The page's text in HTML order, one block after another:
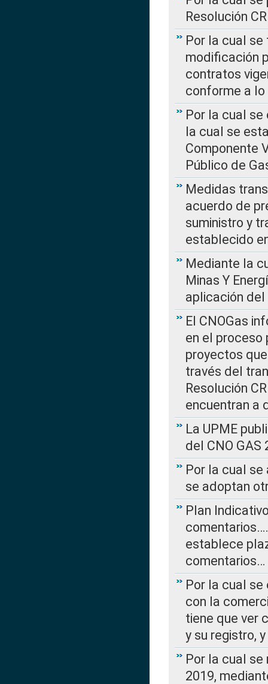
Resolución
Por la cual
modificación
contratos
conforme a lo
Por la cual se
la cual se
Componente
Público de
Medidas
acuerdo de
suministro y
establecido
Mediante la
Minas Y
aplicación
El CNOGas
en el proceso
proyectos
través del
Resolución
encuentran a
La UPME
del CNO
Por la cual
se adoptan
Plan
establece
comentarios…
Por la cual
con la
tiene que ver
y su registro,
Por la cual
2019,